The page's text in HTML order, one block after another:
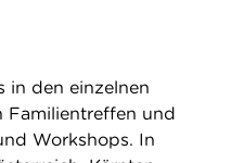
in den einzelnen
Familientreffen und
Workshops. In